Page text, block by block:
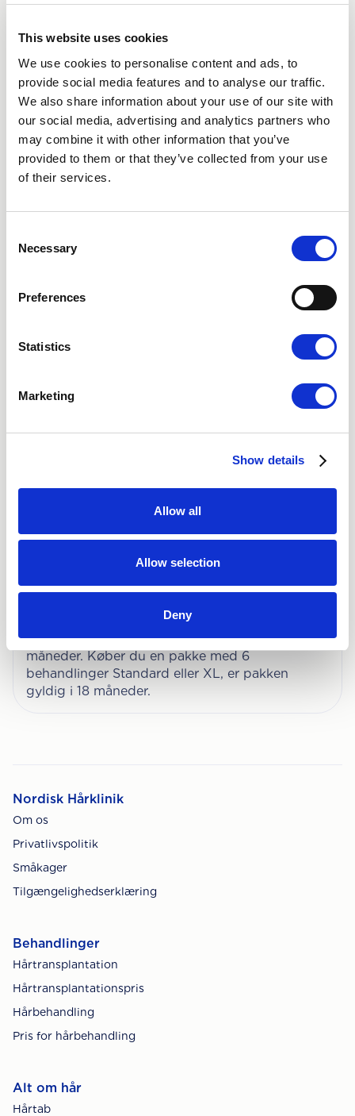
This website uses cookies
We use cookies to personalise content and ads, to
provide social media features and to analyse our traffic.
We also share information about your use of our site with
our social media, advertising and analytics partners who
may combine it with other information that you’ve
provided to them or that they’ve collected from your use
of their services.
Selection
Necessary
Preferences
Statistics
Marketing
Show details
Allow all
Allow selection
Deny
Glem ikke at gennemføre bookingen
For at få din aftale skal du i det sidste trin i
formularen klikke på knappen kaldet „Fuldfør
booking“. Kontroller derefter, at du har
modtaget en e-mail eller SMS-bekræftelse på
din reservation. Velkommen ind!
For at annullere, følg linket i e-mailen med din
reservationsbekræftelse eller ring ind til en af
For at blive behandlet på Nordic Hair Clinic skal
du være mindst 18 år gammel.
Køber du en pakke med 4 behandlinger
Standard eller XL, er pakken gyldig i 12
måneder. Køber du en pakke med 6
behandlinger Standard eller XL, er pakken
gyldig i 18 måneder.
Nordisk Hårklinik
Om os
Privatlivspolitik
Småkager
Tilgængelighedserklæring
Behandlinger
Hårtransplantation
Hårtransplantationspris
Hårbehandling
Pris for hårbehandling
Alt om hår
Hårtab